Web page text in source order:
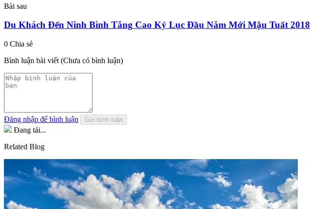
Bài sau
Du Khách Đến Ninh Bình Tăng Cao Kỷ Lục Đầu Năm Mới Mậu Tuất 2018
0 Chia sẻ
Bình luận bài viết (Chưa có bình luận)
Đăng nhập để bình luận Gửi bình luận
Đang tải...
Related Blog